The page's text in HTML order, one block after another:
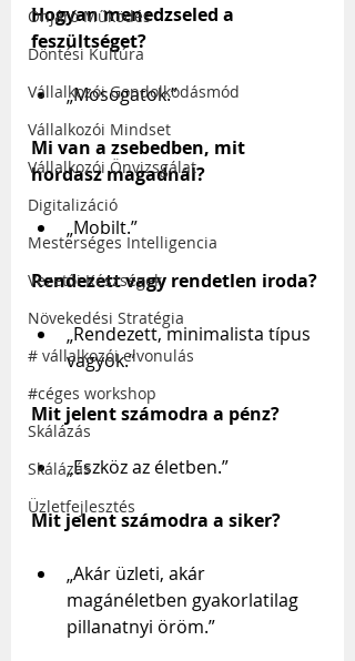
Önjáró Működés
Döntési Kultúra
Vállalkozói Gondolkodásmód
Vállalkozói Mindset
Vállalkozói Önvizsgálat
Digitalizáció
Mesterséges Intelligencia
Vezetői Készségek
Növekedési Stratégia
# vállalkozói elvonulás
#céges workshop
Skálázás
Skálázás
Üzletfejlesztés
Hogyan menedzseled a
feszültséget?
„Mosogatok.”
Mi van a zsebedben, mit
hordasz magadnál?
„Mobilt.”
Rendezett vagy rendetlen iroda?
„Rendezett, minimalista típus
vagyok.”
Mit jelent számodra a pénz?
„Eszköz az életben.”
Mit jelent számodra a siker?
„Akár üzleti, akár
magánéletben gyakorlatilag
pillanatnyi öröm.”